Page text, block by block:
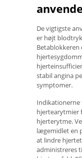
De vigtigste
er højt
Betablokkeren
stabil angina
symptomer.
hjertearytmier
hjerterytme.
lægemidlet en
at lindre
administreres